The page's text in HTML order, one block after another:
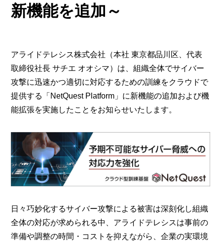
新機能を追加～
アライドテレシス株式会社（本社 東京都品川区、代表
取締役社長 サチエ オオシマ）は、組織全体でサイバー
攻撃に迅速かつ適切に対応するための訓練をクラウドで
提供する「NetQuest Platform」に新機能の追加および機
能拡張を実施したことをお知らせいたします。
日々巧妙化するサイバー攻撃による被害は深刻化し組織
全体の対応が求められる中、アライドテレシスは事前の
準備や調整の時間・コストを抑えながら、企業の実環境